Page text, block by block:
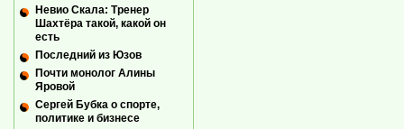
Невио Скала: Тренер
Шахтёра такой, какой он
есть
Последний из Юзов
Почти монолог Алины
Яровой
Сергей Бубка о спорте,
политике и бизнесе